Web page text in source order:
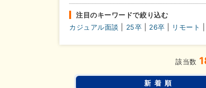
注目のキーワードで絞り込む
カジュアル面談
25卒 26卒 リモート
該当数
新着順